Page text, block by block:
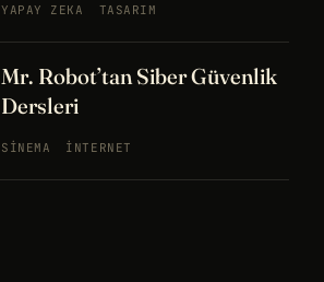
YAPAY ZEKA TASARIM
Mr. Robot’tan Siber Güvenlik
Dersleri
SINEMA İNTERNET